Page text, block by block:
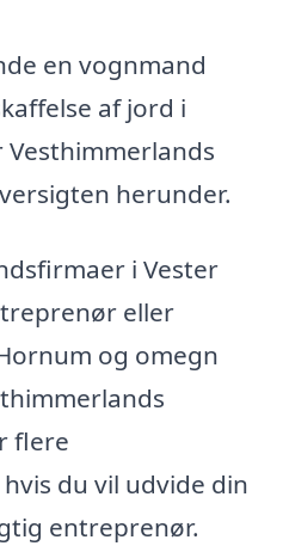
en vognmand
af jord i
herunder.
i Vester
eller
og omegn
flere
du vil udvide din
entreprenør.